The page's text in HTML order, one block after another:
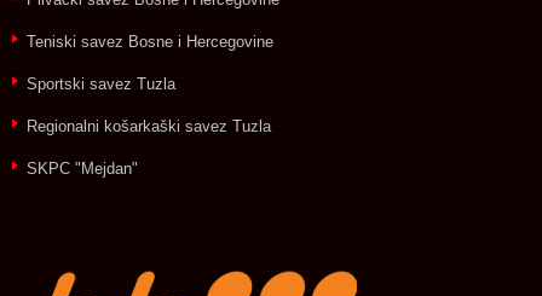
Teniski savez Bosne i Hercegovine
Sportski savez Tuzla
Regionalni košarkaški savez Tuzla
SKPC "Mejdan"